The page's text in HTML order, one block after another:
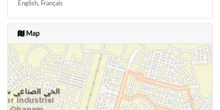
English, Français
Map